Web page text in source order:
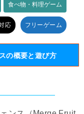
食べ物・料理ゲーム
応 フリーゲーム
の概要と遊び方